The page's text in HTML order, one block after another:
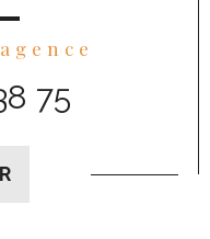
75